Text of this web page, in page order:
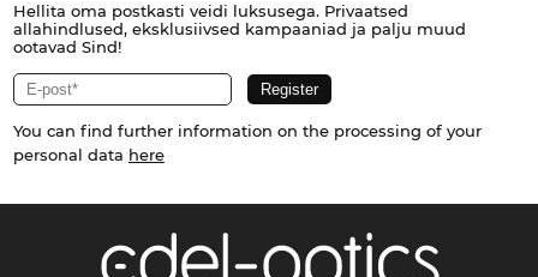
Hellita oma postkasti veidi luksusega. Privaatsed
allahindlused, eksklusiivsed kampaaniad ja palju muud
ootavad Sind!
You can find further information on the processing of your
personal data here